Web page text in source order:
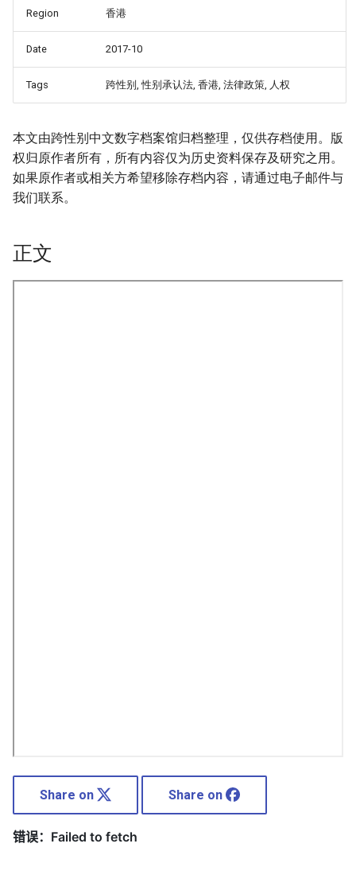
Region 香港
Date 2017-10
Tags 跨性别, 性别承认法, 香港, 法律政策, 人权
本文由跨性别中文数字档案馆归档整理，仅供存档使用。版
权归原作者所有，所有内容仅为历史资料保存及研究之用。
如果原作者或相关方希望移除存档内容，请通过电子邮件与
我们联系。
正文
Share on Share on